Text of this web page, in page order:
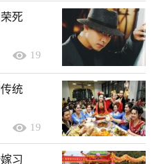
死
19
统
19
习